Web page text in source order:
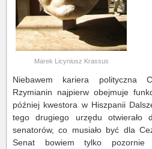
Marek Licyniusz Krassus
Niebawem kariera polityczna
Rzymianin najpierw obejmuje
później kwestora w Hiszpanii
tego drugiego urzędu otwierało
senatorów, co musiało być dla
Senat bowiem tylko pozornie